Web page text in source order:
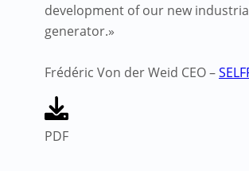
development of our new
generator.»
Frédéric Von der Weid CEO –
PDF